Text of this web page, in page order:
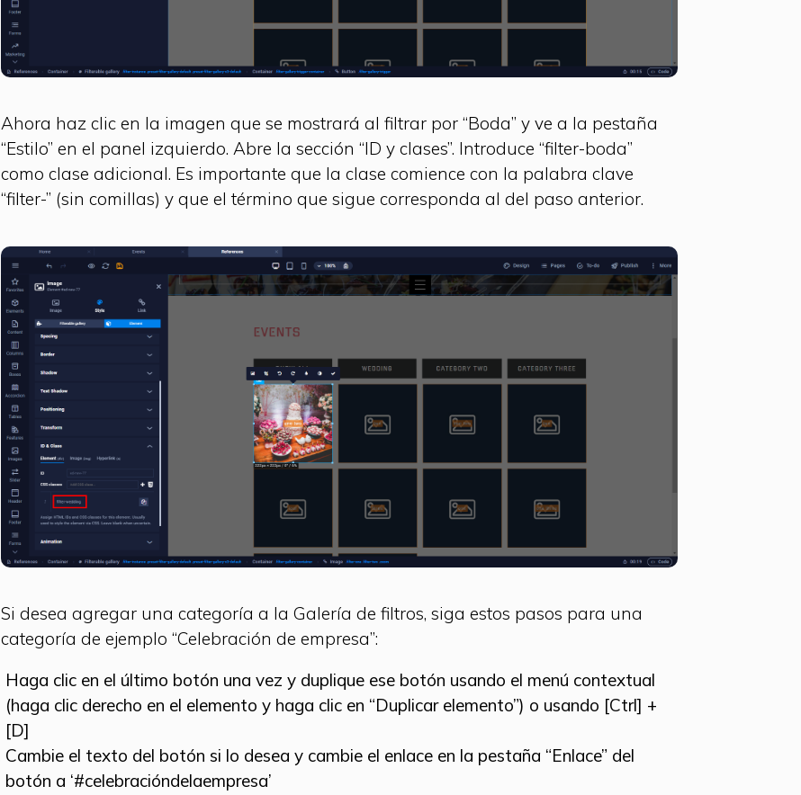
Ahora haz clic en la imagen que se mostrará al filtrar por “Boda” y ve a la pestaña
“Estilo” en el panel izquierdo. Abre la sección “ID y clases”. Introduce “filter-boda”
como clase adicional. Es importante que la clase comience con la palabra clave
“filter-” (sin comillas) y que el término que sigue corresponda al del paso anterior.
Si desea agregar una categoría a la Galería de filtros, siga estos pasos para una
categoría de ejemplo “Celebración de empresa”:
Haga clic en el último botón una vez y duplique ese botón usando el menú contextual
(haga clic derecho en el elemento y haga clic en “Duplicar elemento”) o usando [Ctrl] +
[D]
Cambie el texto del botón si lo desea y cambie el enlace en la pestaña “Enlace” del
botón a ‘#celebracióndelaempresa’